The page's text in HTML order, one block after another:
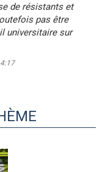
de résistants et
pas être
universitaire sur